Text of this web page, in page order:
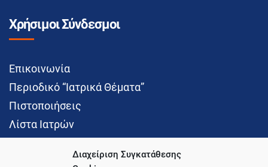
Διαχείριση Συγκατάθεσης
Χρήσιμοι Σύνδεσμοι
Επικοινωνία
Περιοδικό “Ιατρικά Θέματα”
Πιστοποιήσεις
Λίστα Ιατρών